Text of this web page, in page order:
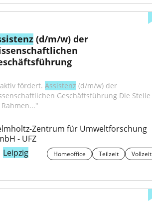
(d/m/w) der
fördert. Assistenz (d/m/w) der
Geschäftsführung Die Stelle
Rahmen..."
Zentrum für Umweltforschung
- UFZ
Leipzig
Homeoffice Teilzeit Vollzeit